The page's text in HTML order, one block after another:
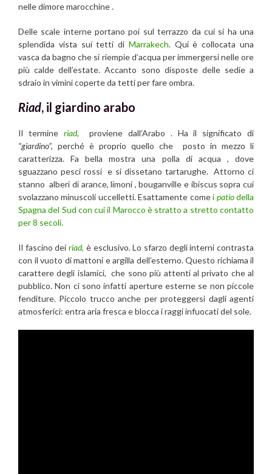
nelle dimore marocchine .
Delle scale interne portano poi sul terrazzo da cui si ha una
splendida vista sui tetti di Marrakech. Qui è collocata una
vasca da bagno che si riempie d’acqua per immergersi nelle ore
più calde dell’estate. Accanto sono disposte delle sedie a
sdraio in vimini coperte da tetti per fare ombra.
Riad, il giardino arabo
Il termine riad, proviene dall’Arabo . Ha il significato di
“giardino”, perché è proprio quello che posto in mezzo li
caratterizza. Fa bella mostra una polla di acqua , dove
sguazzano pesci rossi e si dissetano tartarughe. Attorno ci
stanno alberi di arance, limoni , bouganville e ibiscus sopra cui
svolazzano minuscoli uccelletti. Esattamente comei patiodella
Spagna del Sud con cui il Marocco è stratto a stretto contatto
per 8 secoli.
Il fascino deiriad, è esclusivo. Lo sfarzo degli interni contrasta
con il vuoto di mattoni e argilla dell’esterno. Questo richiama il
carattere degli islamici, che sono più attenti al privato che al
pubblico. Non ci sono infatti aperture esterne se non piccole
fenditure. Piccolo trucco anche per proteggersi dagli agenti
atmosferici: entra aria fresca e blocca i raggi infuocati del sole.